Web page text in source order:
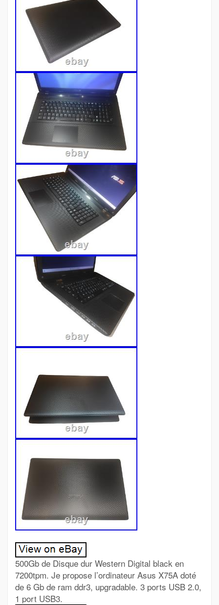
500Gb de Disque dur Western Digital black en
7200tpm. Je propose l’ordinateur Asus X75A doté
de 6 Gb de ram ddr3, upgradable. 3 ports USB 2.0,
1 port USB3.